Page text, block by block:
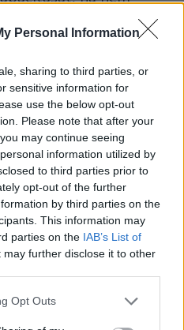
Personal Information
sharing to third parties, or
sensitive information for
use the below opt-out
Please note that after your
may continue seeing
information utilized by
to third parties prior to
opt-out of the further
by third parties on the
This information may
parties on the IAB’s List of
may further disclose it to other
Opt Outs
felől érkező drón
PÉNTEK